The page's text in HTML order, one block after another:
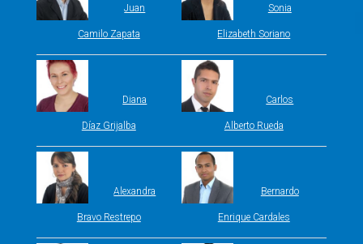
Juan
Camilo Zapata
Sonia
Elizabeth Soriano
Diana
Díaz Grijalba
Carlos
Alberto Rueda
Alexandra
Bravo Restrepo
Bernardo
Enrique Cardales